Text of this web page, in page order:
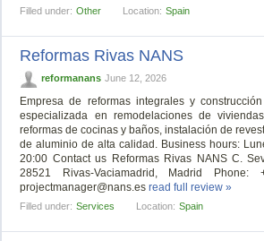
Filled under: Other Location: Spain
Reformas Rivas NANS
reformanans June 12, 2026
Empresa de reformas integrales y
especializada en remodelaciones de
reformas de cocinas y baños, instalación de
de aluminio de alta calidad. Business hours:
20:00 Contact us Reformas Rivas NANS C.
28521 Rivas-Vaciamadrid, Madrid
projectmanager@nans.es read full review »
Filled under: Services Location: Spain